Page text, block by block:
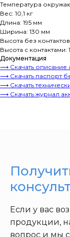
Температура
Вес: 10,1 кг
Длина: 195 мм
Ширина: 130 мм
Высота без
Высота с контактами:
Документация
⟶ Скачать описание
⟶ Скачать паспорт
⟶ Скачать
⟶ Скачать журнал
Если у вас
продукции,
вопрос и мы